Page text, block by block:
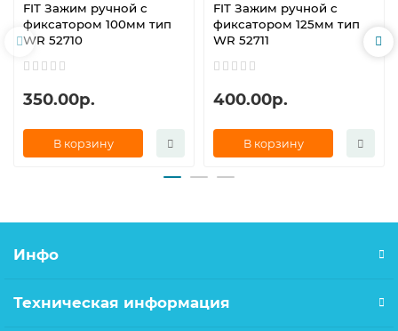
FIT Зажим ручной с
фиксатором 100мм тип
WR 52710
350.00р.
В корзину
FIT Зажим ручной с
фиксатором 125мм тип
WR 52711
400.00р.
В корзину
Инфо
Техническая информация